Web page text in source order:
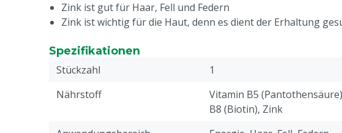
Zink ist gut für Haar, Fell und Federn
Zink ist wichtig für die Haut, denn es dient der Erhaltung
Spezifikationen
Stückzahl
1
Nährstoff
Vitamin B5
B8 (Biotin), Zink